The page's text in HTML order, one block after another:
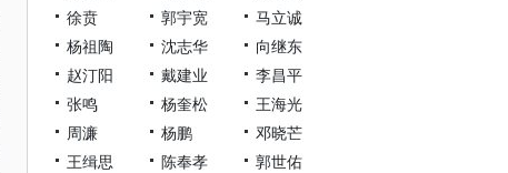
徐贲
郭宇宽
马立诚
杨祖陶
沈志华
向继东
赵汀阳
戴建业
李昌平
张鸣
杨奎松
王海光
周濂
杨鹏
邓晓芒
王缉思
陈奉孝
郭世佑